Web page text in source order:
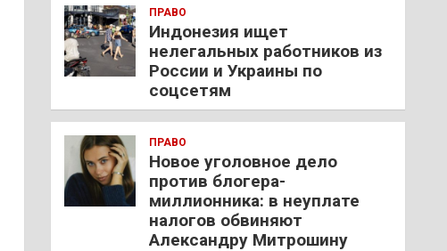
ПРАВО
Индонезия ищет
нелегальных работников из
России и Украины по
соцсетям
ПРАВО
Новое уголовное дело
против блогера-
миллионника: в неуплате
налогов обвиняют
Александру Митрошину